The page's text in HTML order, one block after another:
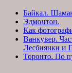
Байкал.
Эдмонтон.
Как
Ванкувер.
Лесбиянки и
Торонто. По